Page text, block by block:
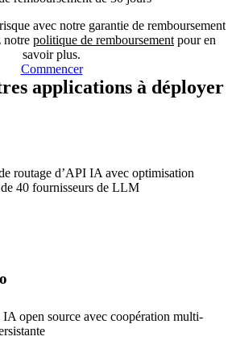
avec notre garantie de remboursement
notre politique de remboursement pour en
savoir plus.
Commencer
applications à déployer
routage d’API IA avec optimisation
40 fournisseurs de LLM
open source avec coopération multi-